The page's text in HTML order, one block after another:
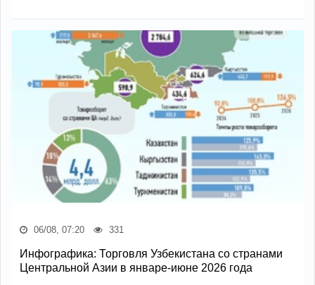
06/08, 07:20 331
Инфографика: Торговля Узбекистана со странами
Центральной Азии в январе-июне 2026 года